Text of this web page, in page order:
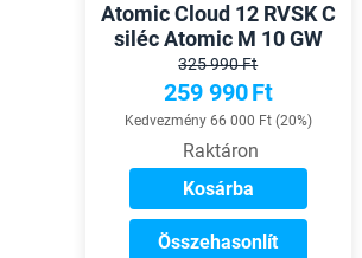
Atomic Cloud 12 RVSK C
siléc Atomic M 10 GW
kötéssel
325 990 Ft
259 990Ft
Kedvezmény 66 000 Ft (20%)
Raktáron
Kosárba
Összehasonlít